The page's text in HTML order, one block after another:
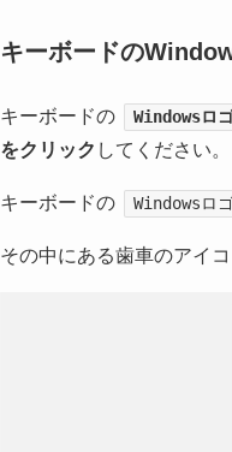
キーボードの
キーボードの Windowsロ
をクリック してください。
キーボードの Windowsロ
その中にある歯車のアイ